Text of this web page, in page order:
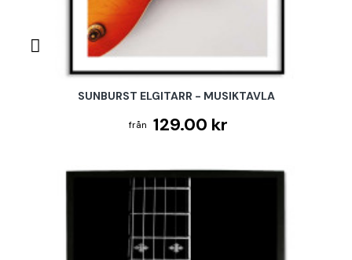
SUNBURST ELGITARR - MUSIKTAVLA
129.00 kr